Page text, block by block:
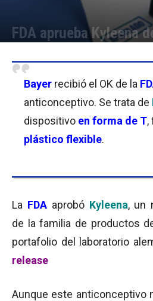
FDA aprueba Kyleena
Bayer recibió el OK de la
anticonceptivo. Se trata de
dispositivo en forma de T,
plástico flexible.
La FDAaprobó Kyleena, un
de la familia de productos
portafolio del laboratorio
release
Aunque este anticonceptivo